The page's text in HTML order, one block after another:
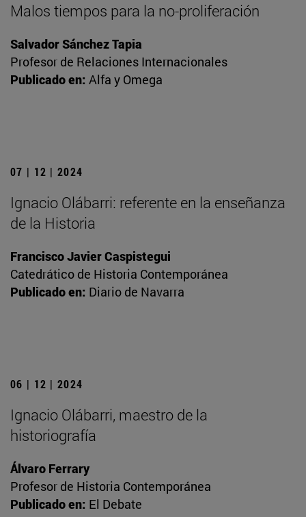
Malos tiempos para la no-proliferación
Salvador Sánchez Tapia
Profesor de Relaciones Internacionales
Publicado en: Alfa y Omega
07 | 12 | 2024
Ignacio Olábarri: referente en la enseñanza
de la Historia
Francisco Javier Caspistegui
Catedrático de Historia Contemporánea
Publicado en: Diario de Navarra
06 | 12 | 2024
Ignacio Olábarri, maestro de la
historiografía
Álvaro Ferrary
Profesor de Historia Contemporánea
Publicado en: El Debate